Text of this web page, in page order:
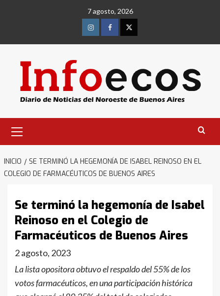
7 agosto, 2026
InstagramFacebookTwitter
primario
INICIO
SE TERMINÓ LA HEGEMONÍA DE ISABEL REINOSO EN EL
COLEGIO DE FARMACÉUTICOS DE BUENOS AIRES
Se terminó la hegemonía de Isabel
Reinoso en el Colegio de
Farmacéuticos de Buenos Aires
2 agosto, 2023
La lista opositora obtuvo el respaldo del 55% de los
votos farmacéuticos, en una participación histórica